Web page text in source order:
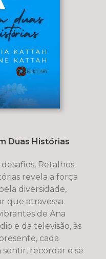
Duas Histórias
Retalhos
revela a força
diversidade,
que atravessa
de Ana
e da televisão, às
cada
recordar e se